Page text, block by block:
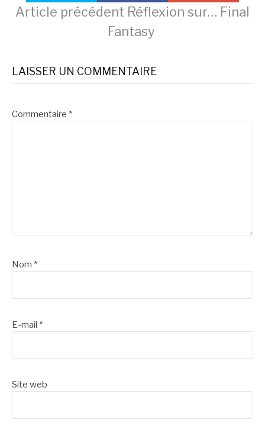
Lire
la
suite
Article précédent Réflexion sur… Final
Fantasy
LAISSER UN COMMENTAIRE
Commentaire *
Nom *
E-mail *
Site web